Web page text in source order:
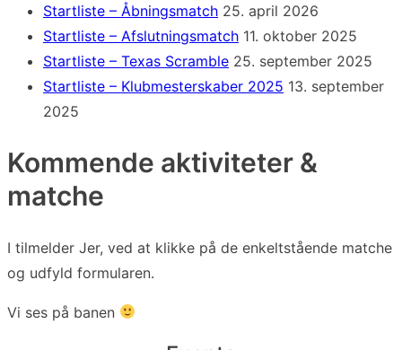
Startliste – Åbningsmatch 25. april 2026
Startliste – Afslutningsmatch 11. oktober 2025
Startliste – Texas Scramble 25. september 2025
Startliste – Klubmesterskaber 2025 13. september
2025
Kommende aktiviteter &
matche
I tilmelder Jer, ved at klikke på de enkeltstående matche
og udfyld formularen.
Vi ses på banen